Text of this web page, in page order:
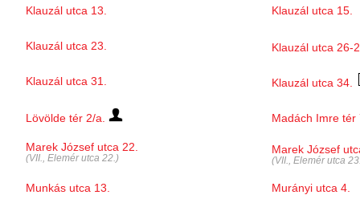
Klauzál utca 13. Klauzál utca 15.
Klauzál utca 23. Klauzál utca 26-
Klauzál utca 31. Klauzál utca 34.
Lövölde tér 2/a. Madách Imre tér
Marek József utca 22.
(VII., Elemér utca 22.)
Marek József
(VII., Elemér utca
Munkás utca 13. Murányi utca 4.